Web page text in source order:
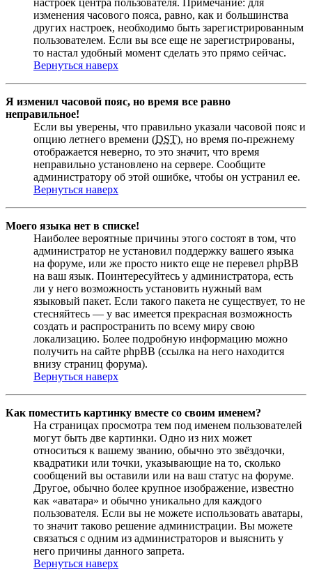
настроек центра пользователя. Примечание: для
изменения часового пояса, равно, как и большинства
других настроек, необходимо быть зарегистрированным
пользователем. Если вы все еще не зарегистрированы,
то настал удобный момент сделать это прямо сейчас.
Вернуться наверх
Я изменил часовой пояс, но время все равно
неправильное!
Если вы уверены, что правильно указали часовой пояс и
опцию летнего времени (DST), но время по-прежнему
отображается неверно, то это значит, что время
неправильно установлено на сервере. Сообщите
администратору об этой ошибке, чтобы он устранил ее.
Вернуться наверх
Моего языка нет в списке!
Наиболее вероятные причины этого состоят в том, что
администратор не установил поддержку вашего языка
на форуме, или же просто никто еще не перевел phpBB
на ваш язык. Поинтересуйтесь у администратора, есть
ли у него возможность установить нужный вам
языковый пакет. Если такого пакета не существует, то не
стесняйтесь — у вас имеется прекрасная возможность
создать и распространить по всему миру свою
локализацию. Более подробную информацию можно
получить на сайте phpBB (ссылка на него находится
внизу страниц форума).
Вернуться наверх
Как поместить картинку вместе со своим именем?
На страницах просмотра тем под именем пользователей
могут быть две картинки. Одно из них может
относиться к вашему званию, обычно это звёздочки,
квадратики или точки, указывающие на то, сколько
сообщений вы оставили или на ваш статус на форуме.
Другое, обычно более крупное изображение, известно
как «аватара» и обычно уникально для каждого
пользователя. Если вы не можете использовать аватары,
то значит таково решение администрации. Вы можете
связаться с одним из администраторов и выяснить у
него причины данного запрета.
Вернуться наверх